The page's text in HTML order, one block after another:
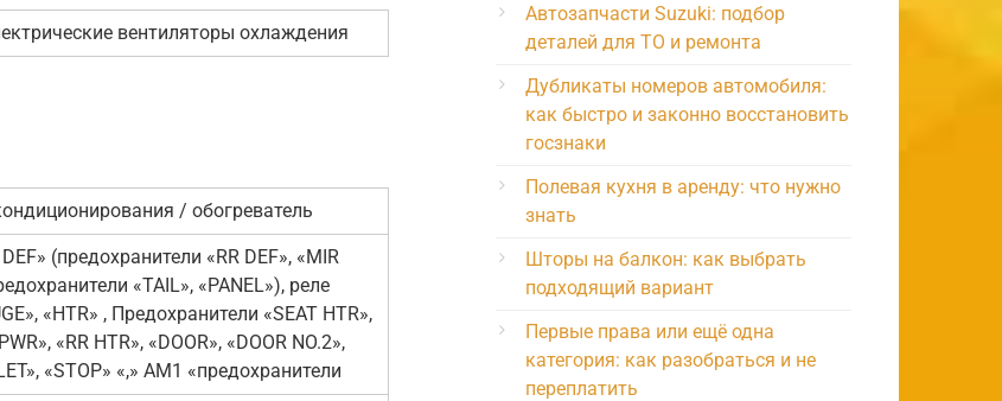
вентиляторы охлаждения
/ обогреватель
(предохранители «RR DEF», «MIR
«TAIL», «PANEL»), реле
«HTR» , Предохранители «SEAT HTR»,
«RR HTR», «DOOR», «DOOR NO.2»,
«STOP» «,» АМ1 «предохранители
Автозапчасти Suzuki: подбор
деталей для ТО и ремонта
Дубликаты номеров автомобиля:
как быстро и законно восстановить
госзнаки
Полевая кухня в аренду: что нужно
знать
Шторы на балкон: как выбрать
подходящий вариант
Первые права или ещё одна
категория: как разобраться и не
переплатить